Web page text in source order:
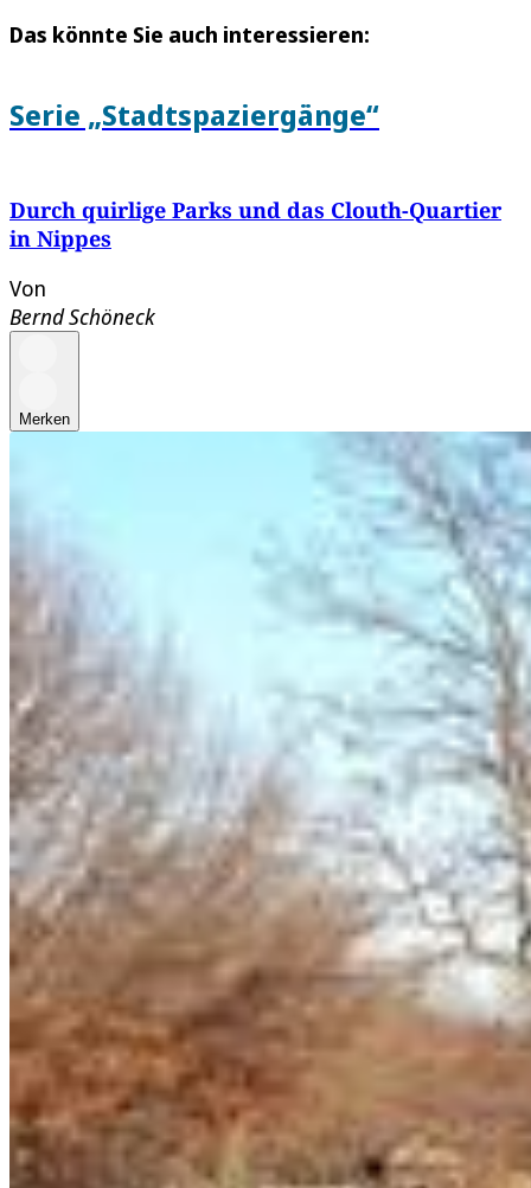
Das könnte Sie auch interessieren:
Serie „Stadtspaziergänge“
Durch quirlige Parks und das Clouth-Quartier
in Nippes
Von
Bernd Schöneck
Merken